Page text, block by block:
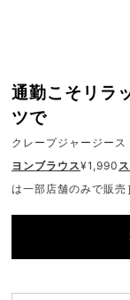
通勤こそリラ
ツで
クレープジャージー
ヨンブラウス¥1,990
は一部店舗のみで販売